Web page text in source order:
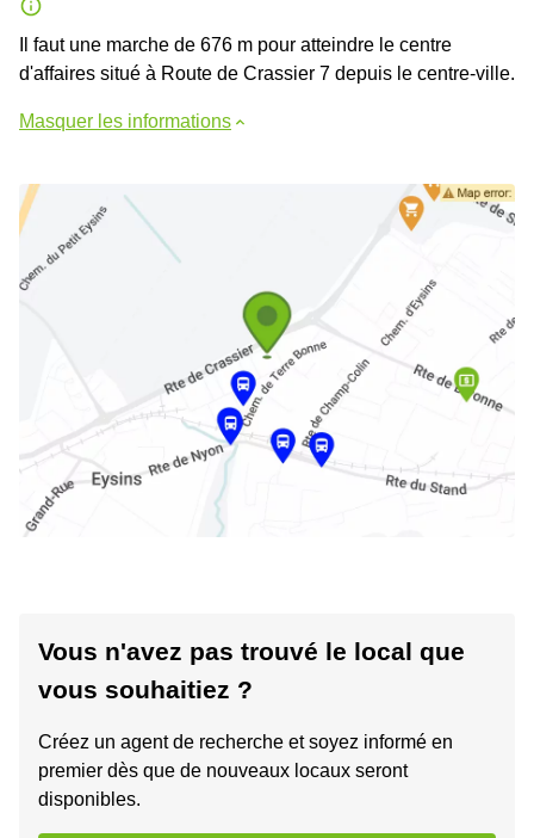
Il faut une marche de 676 m pour atteindre le centre
d'affaires situé à Route de Crassier 7 depuis le centre-ville.
Masquer les informations
Vous n'avez pas trouvé le local que
vous souhaitiez ?
Créez un agent de recherche et soyez informé en
premier dès que de nouveaux locaux seront
disponibles.